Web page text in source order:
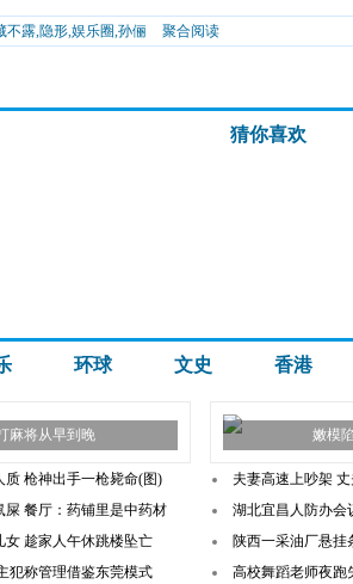
不露,隐形,娱乐圈,孙俪 聚合阅读
猜你喜欢
环球 文史 香港
麻将从早到晚 嫩模
质 枪神出手一枪毙命(图)
屎 餐厅：药铺里是中药材
女 趁家人午休跳楼坠亡
犯称管理借鉴东莞模式
夫妻高速上吵架
湖北宜昌人防办会
陕西一采油厂悬挂
高校舞蹈老师夜跑